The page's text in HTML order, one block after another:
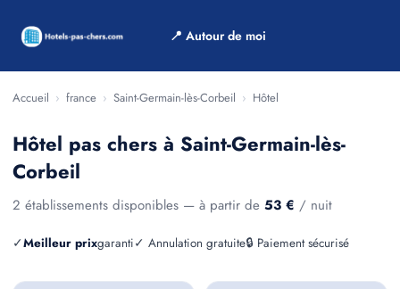
📍 Autour de moi
Accueil › france › Saint-Germain-lès-Corbeil › Hôtel
Hôtel pas chers à Saint-Germain-lès-
Corbeil
2 établissements disponibles — à partir de 53 € / nuit
✓Meilleur prixgaranti✓ Annulation gratuite🔒 Paiement sécurisé